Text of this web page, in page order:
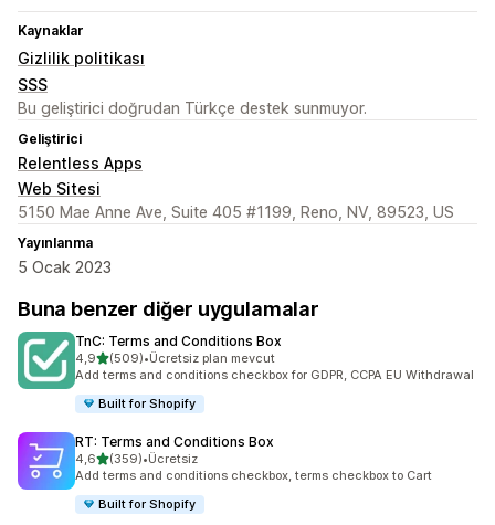
Kaynaklar
Gizlilik politikası
SSS
Bu geliştirici doğrudan Türkçe destek sunmuyor.
Geliştirici
Relentless Apps
Web Sitesi
5150 Mae Anne Ave, Suite 405 #1199, Reno, NV, 89523, US
Yayınlanma
5 Ocak 2023
Buna benzer diğer uygulamalar
TnC: Terms and Conditions Box
4,95 yıldız üzerinden
(509)
toplam 509 değerlendirme
•Ücretsiz plan mevcut
Add terms and conditions checkbox for GDPR, CCPA EU Withdrawal
Built for Shopify
RT: Terms and Conditions Box
4,65 yıldız üzerinden
(359)
toplam 359 değerlendirme
•Ücretsiz
Add terms and conditions checkbox, terms checkbox to Cart
Built for Shopify